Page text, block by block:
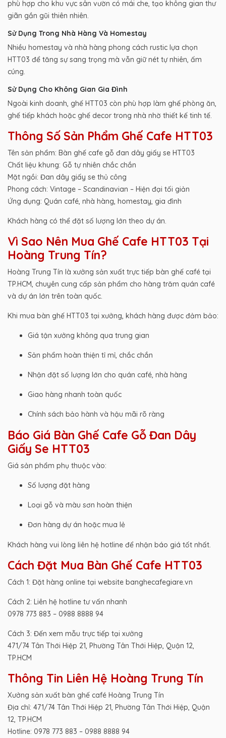
phù hợp cho khu vực sân vườn có mái che, tạo không gian thư
giãn gần gũi thiên nhiên.
Sử Dụng Trong Nhà Hàng Và Homestay
Nhiều homestay và nhà hàng phong cách rustic lựa chọn
HTT03 để tăng sự sang trọng mà vẫn giữ nét tự nhiên, ấm
cúng.
Sử Dụng Cho Không Gian Gia Đình
Ngoài kinh doanh, ghế HTT03 còn phù hợp làm ghế phòng ăn,
ghế tiếp khách hoặc ghế decor trong nhà nhờ thiết kế tinh tế.
Thông Số Sản Phẩm Ghế Cafe HTT03
Tên sản phẩm: Bàn ghế cafe gỗ đan dây giấy se HTT03
Chất liệu khung: Gỗ tự nhiên chắc chắn
Mặt ngồi: Đan dây giấy se thủ công
Phong cách: Vintage – Scandinavian – Hiện đại tối giản
Ứng dụng: Quán café, nhà hàng, homestay, gia đình
Khách hàng có thể đặt số lượng lớn theo dự án.
Vì Sao Nên Mua Ghế Cafe HTT03 Tại
Hoàng Trung Tín?
Hoàng Trung Tín là xưởng sản xuất trực tiếp bàn ghế café tại
TP.HCM, chuyên cung cấp sản phẩm cho hàng trăm quán café
và dự án lớn trên toàn quốc.
Khi mua bàn ghế HTT03 tại xưởng, khách hàng được đảm bảo:
Giá tận xưởng không qua trung gian
Sản phẩm hoàn thiện tỉ mỉ, chắc chắn
Nhận đặt số lượng lớn cho quán café, nhà hàng
Giao hàng nhanh toàn quốc
Chính sách bảo hành và hậu mãi rõ ràng
Báo Giá Bàn Ghế Cafe Gỗ Đan Dây
Giấy Se HTT03
Giá sản phẩm phụ thuộc vào:
Số lượng đặt hàng
Loại gỗ và màu sơn hoàn thiện
Đơn hàng dự án hoặc mua lẻ
Khách hàng vui lòng liên hệ hotline để nhận báo giá tốt nhất.
Cách Đặt Mua Bàn Ghế Cafe HTT03
Cách 1: Đặt hàng online tại website banghecafegiare.vn
Cách 2: Liên hệ hotline tư vấn nhanh
0978 773 883 – 0988 8888 94
Cách 3: Đến xem mẫu trực tiếp tại xưởng
471/74 Tân Thới Hiệp 21, Phường Tân Thới Hiệp, Quận 12,
TP.HCM
Thông Tin Liên Hệ Hoàng Trung Tín
Xưởng sản xuất bàn ghế café Hoàng Trung Tín
Địa chỉ: 471/74 Tân Thới Hiệp 21, Phường Tân Thới Hiệp, Quận
12, TP.HCM
Hotline: 0978 773 883 – 0988 8888 94